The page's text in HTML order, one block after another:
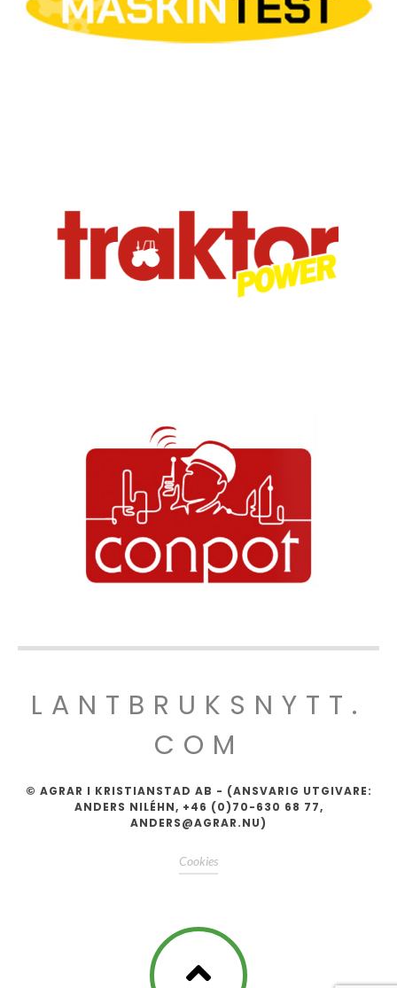
LANTBRUKSNYTT.
COM
© AGRAR I KRISTIANSTAD AB - (ANSVARIG UTGIVARE:
ANDERS NILÉHN, +46 (0)70-630 68 77,
ANDERS@AGRAR.NU)
Cookies